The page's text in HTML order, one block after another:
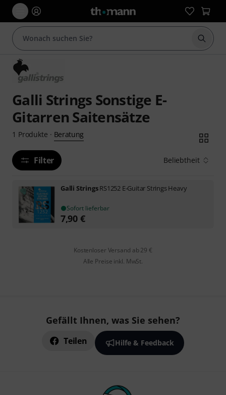
Suche
Galli Strings Sonstige E-
Gitarren Saitensätze
1 Produkte · Beratung
Filter Beliebtheit
Galli StringsRS1252 E-Guitar Strings Heavy
Sofort lieferbar
7,90 €
Kostenloser Versand ab 29 €
Alle Preise inkl. MwSt.
Gefällt Ihnen, was Sie sehen?
Teilen Hilfe & Feedback